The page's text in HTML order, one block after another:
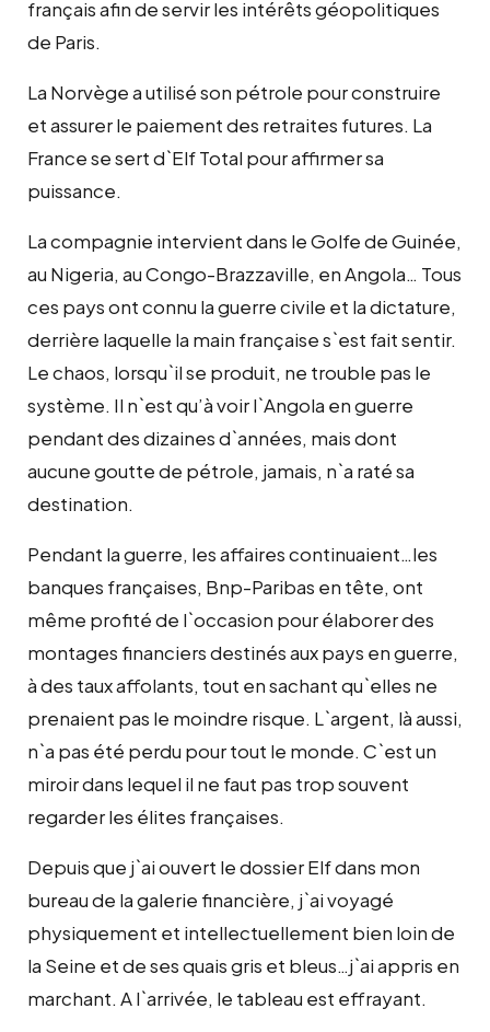
français afin de servir les intérêts géopolitiques
de Paris.
La Norvège a utilisé son pétrole pour construire
et assurer le paiement des retraites futures. La
France se sert d`Elf Total pour affirmer sa
puissance.
La compagnie intervient dans le Golfe de Guinée,
au Nigeria, au Congo-Brazzaville, en Angola… Tous
ces pays ont connu la guerre civile et la dictature,
derrière laquelle la main française s`est fait sentir.
Le chaos, lorsqu`il se produit, ne trouble pas le
système. Il n`est qu’à voir l`Angola en guerre
pendant des dizaines d`années, mais dont
aucune goutte de pétrole, jamais, n`a raté sa
destination.
Pendant la guerre, les affaires continuaient…les
banques françaises, Bnp-Paribas en tête, ont
même profité de l`occasion pour élaborer des
montages financiers destinés aux pays en guerre,
à des taux affolants, tout en sachant qu`elles ne
prenaient pas le moindre risque. L`argent, là aussi,
n`a pas été perdu pour tout le monde. C`est un
miroir dans lequel il ne faut pas trop souvent
regarder les élites françaises.
Depuis que j`ai ouvert le dossier Elf dans mon
bureau de la galerie financière, j`ai voyagé
physiquement et intellectuellement bien loin de
la Seine et de ses quais gris et bleus…j`ai appris en
marchant. A l`arrivée, le tableau est effrayant.